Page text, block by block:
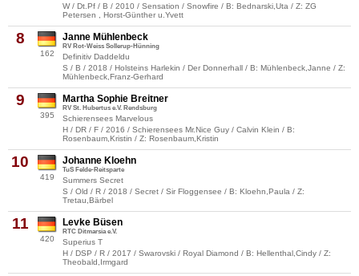
W / Dt.Pf / B / 2010 / Sensation / Snowfire / B: Bednarski,Uta / Z: ZG
Petersen , Horst-Günther u.Yvett
8
162
Janne Mühlenbeck
RV Rot-Weiss Sollerup-Hünning
Definitiv Daddeldu
S / B / 2018 / Holsteins Harlekin / Der Donnerhall / B: Mühlenbeck,Janne / Z:
Mühlenbeck,Franz-Gerhard
9
395
Martha Sophie Breitner
RV St. Hubertus e.V. Rendsburg
Schierensees Marvelous
H / DR / F / 2016 / Schierensees Mr.Nice Guy / Calvin Klein / B:
Rosenbaum,Kristin / Z: Rosenbaum,Kristin
10
419
Johanne Kloehn
TuS Felde-Reitsparte
Summers Secret
S / Old / R / 2018 / Secret / Sir Floggensee / B: Kloehn,Paula / Z:
Tretau,Bärbel
11
420
Levke Büsen
RTC Ditmarsia e.V.
Superius T
H / DSP / R / 2017 / Swarovski / Royal Diamond / B: Hellenthal,Cindy / Z:
Theobald,Irmgard